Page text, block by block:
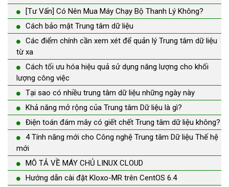
[Tư Vấn] Có Nên Mua Máy Chạy Bộ Thanh Lý Không?
Cách bảo mật Trung tâm dữ liệu
Các điểm chính cần xem xét để quản lý Trung tâm dữ liệu
từ xa
Cách tối ưu hóa hiệu quả sử dụng năng lượng cho khối
lượng công việc
Tại sao có nhiều trung tâm dữ liệu những ngày này
Khả năng mở rộng của Trung tâm Dữ liệu là gì?
Điện toán đám mây có giết chết Trung tâm dữ liệu không?
4 Tính năng mới cho Công nghệ Trung tâm Dữ liệu Thế hệ
mới
MÔ TẢ VỀ MÁY CHỦ LINUX CLOUD
Hướng dẫn cài đặt Kloxo-MR trên CentOS 6.4